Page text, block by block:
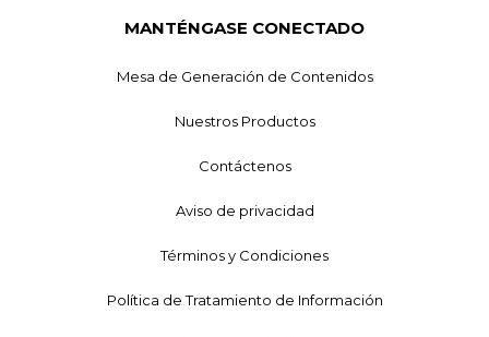
MANTÉNGASE CONECTADO
Mesa de Generación de Contenidos
Nuestros Productos
Contáctenos
Aviso de privacidad
Términos y Condiciones
Política de Tratamiento de Información